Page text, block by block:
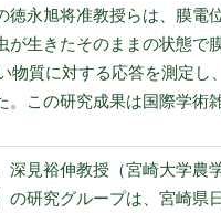
永旭将准教授らは、膜
生きたそのままの状態
物質に対する応答を測定
この研究成果は国際学術
見裕伸教授（宮崎大学
の研究グループは、宮崎